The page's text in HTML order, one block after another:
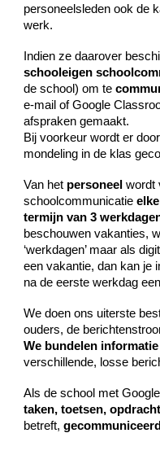
personeelsleden ook de
werk.
Indien ze daarover
schooleigen
de school) om te
e-mail of Google
afspraken gemaakt.
Bij voorkeur wordt er
mondeling in de klas
Van het personeel wordt
schoolcommunicatie
termijn van 3
beschouwen vakanties,
‘werkdagen’ maar als
een vakantie, dan kan je
na de eerste werkdag
We doen ons uiterste
ouders, de
We bundelen informatie
verschillende, losse
Als de school met
taken, toetsen,
betreft,